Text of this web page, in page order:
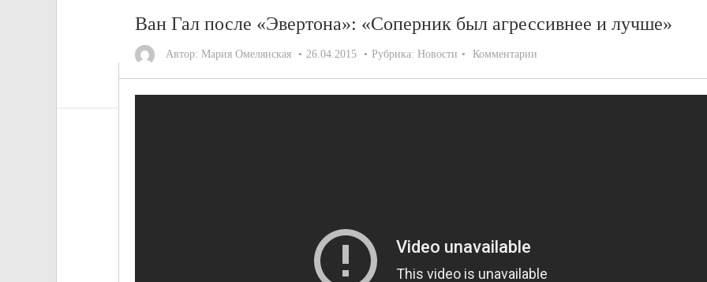
Ван Гал после «Эвертона»: «Соперник был агрессивнее и лучше»
Автор: Мария Омелянская 26.04.2015 Рубрика: Новости Комментарии